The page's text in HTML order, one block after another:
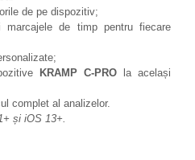
de pe dispozitiv;
marcajele de timp pentru fiecare
KRAMP C-PRO la același
complet al analizelor.
și iOS 13+.